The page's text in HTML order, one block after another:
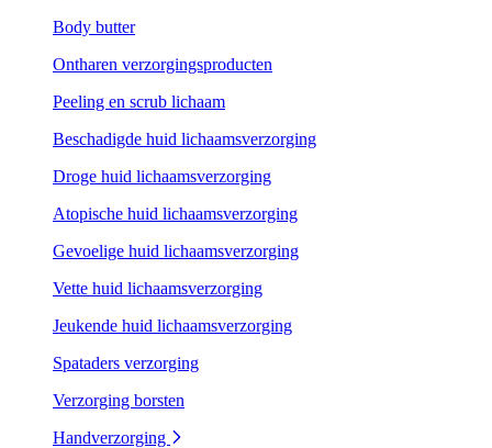
Body butter
Ontharen verzorgingsproducten
Peeling en scrub lichaam
Beschadigde huid lichaamsverzorging
Droge huid lichaamsverzorging
Atopische huid lichaamsverzorging
Gevoelige huid lichaamsverzorging
Vette huid lichaamsverzorging
Jeukende huid lichaamsverzorging
Spataders verzorging
Verzorging borsten
Handverzorging